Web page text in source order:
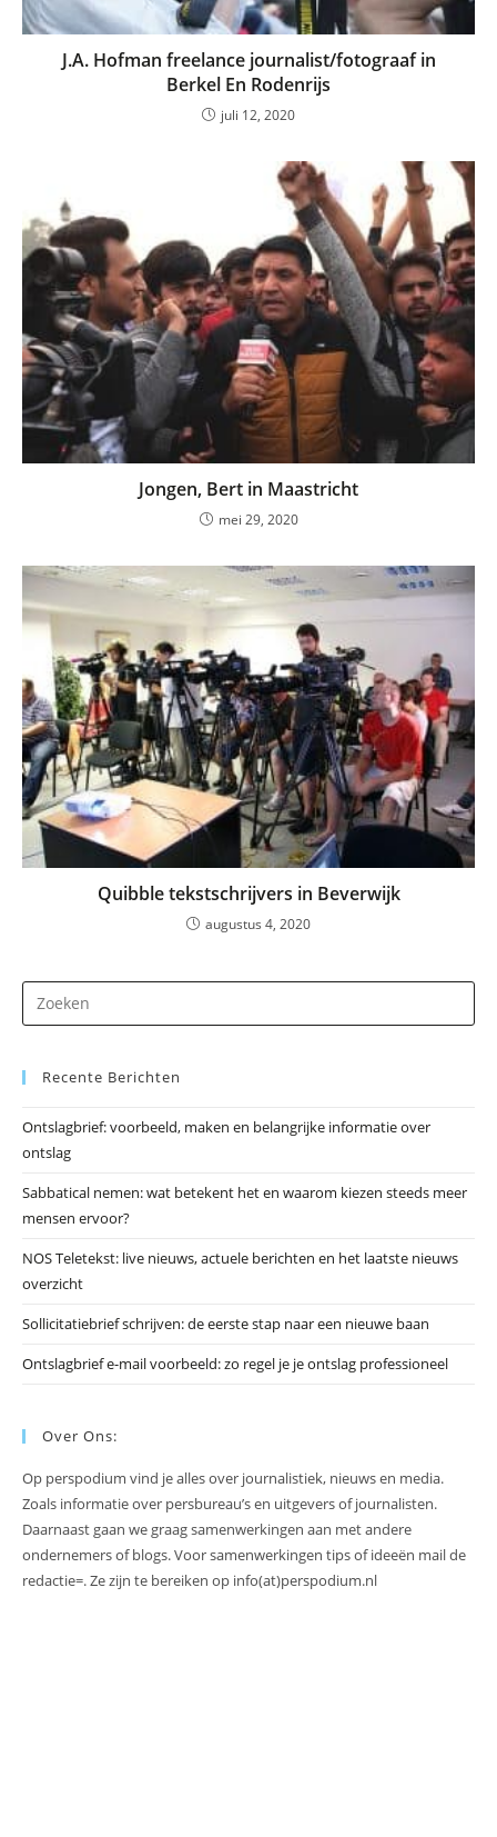
J.A. Hofman freelance journalist/fotograaf in
Berkel En Rodenrijs
juli 12, 2020
Jongen, Bert in Maastricht
mei 29, 2020
Quibble tekstschrijvers in Beverwijk
augustus 4, 2020
op
Recente Berichten
Ontslagbrief: voorbeeld, maken en belangrijke informatie over
ontslag
Sabbatical nemen: wat betekent het en waarom kiezen steeds meer
mensen ervoor?
NOS Teletekst: live nieuws, actuele berichten en het laatste nieuws
overzicht
Sollicitatiebrief schrijven: de eerste stap naar een nieuwe baan
Ontslagbrief e-mail voorbeeld: zo regel je je ontslag professioneel
Over Ons:
Op perspodium vind je alles over journalistiek, nieuws en media.
Zoals informatie over persbureau’s en uitgevers of journalisten.
Daarnaast gaan we graag samenwerkingen aan met andere
ondernemers of blogs. Voor samenwerkingen tips of ideeën mail de
redactie=. Ze zijn te bereiken op info(at)perspodium.nl